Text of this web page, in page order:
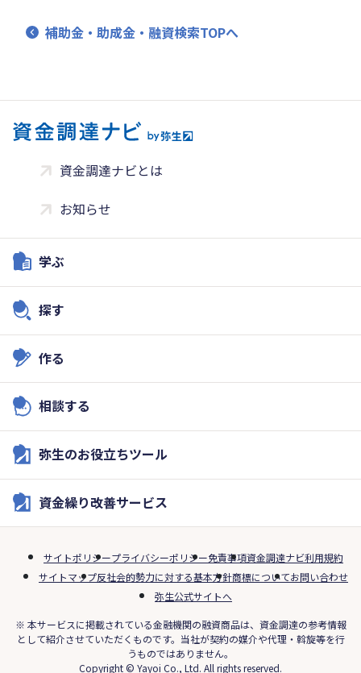
補助金・助成金・融資検索TOPへ
資金調達ナビとは
お知らせ
学ぶ
探す
作る
相談する
弥生のお役立ちツール
資金繰り改善サービス
サイトポリシープライバシーポリシー免責事項資金調達ナビ利用規約
サイトマップ反社会的勢力に対する基本方針商標についてお問い合わせ
弥生公式サイトへ
※ 本サービスに掲載されている金融機関の融資商品は、資金調達の参考情報
として紹介させていただくものです。当社が契約の媒介や代理・斡旋等を行
うものではありません。
Copyright © Yayoi Co., Ltd. All rights reserved.